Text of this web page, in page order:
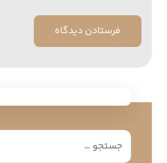
فرستادن دیدگاه